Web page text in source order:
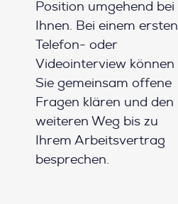
Position umgehend bei
Ihnen. Bei einem ersten
Telefon- oder
Videointerview können
Sie gemeinsam offene
Fragen klären und den
weiteren Weg bis zu
Ihrem Arbeitsvertrag
besprechen.